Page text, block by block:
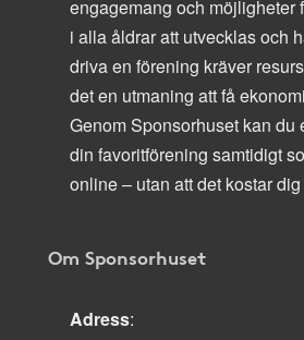
engagemang och möjligheter
i alla åldrar att utvecklas och
driva en förening kräver
det en utmaning att få
Genom Sponsorhuset kan du
din favoritförening samtidigt
online – utan att det kostar
Om Sponsorhuset
Adress: